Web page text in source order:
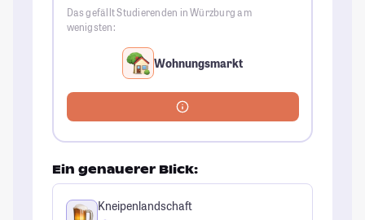
Das gefällt Studierenden in Würzburg am
wenigsten:
Wohnungsmarkt
Ein genauerer Blick:
Kneipenlandschaft